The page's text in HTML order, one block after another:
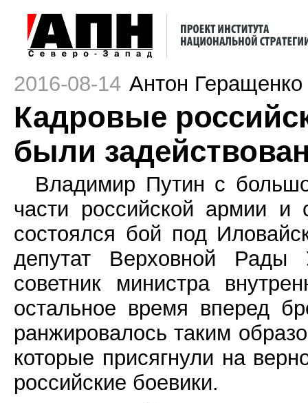
2016-08-14 Антон Геращенко
Кадровые
были
Владимир Путин с
части российской армии и
состоялся бой под
депутат Верховной
советник министра
остальное время вперед
ранжировалось таким
которые присягнули на
российские боевики.